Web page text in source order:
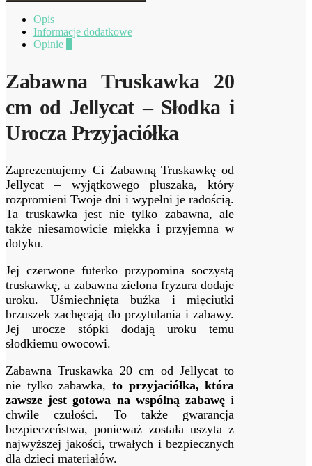
Opis
Informacje dodatkowe
Opinie
Zabawna Truskawka 20
cm od Jellycat – Słodka i
Urocza Przyjaciółka
Zaprezentujemy Ci Zabawną Truskawkę od
Jellycat – wyjątkowego pluszaka, który
rozpromieni Twoje dni i wypełni je radością.
Ta truskawka jest nie tylko zabawna, ale
także niesamowicie miękka i przyjemna w
dotyku.
Jej czerwone futerko przypomina soczystą
truskawkę, a zabawna zielona fryzura dodaje
uroku. Uśmiechnięta buźka i mięciutki
brzuszek zachęcają do przytulania i zabawy.
Jej urocze stópki dodają uroku temu
słodkiemu owocowi.
Zabawna Truskawka 20 cm od Jellycat to
nie tylko zabawka, to przyjaciółka, która
zawsze jest gotowa na wspólną zabawę i
chwile czułości. To także gwarancja
bezpieczeństwa, ponieważ została uszyta z
najwyższej jakości, trwałych i bezpiecznych
dla dzieci materiałów.